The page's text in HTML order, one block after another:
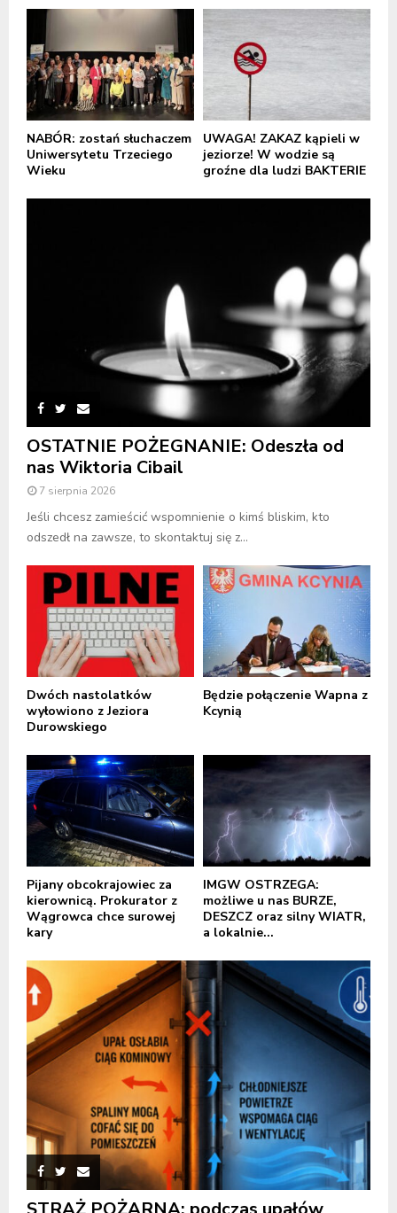
NABÓR: zostań słuchaczem
Uniwersytetu Trzeciego
Wieku
UWAGA! ZAKAZ kąpieli w
jeziorze! W wodzie są
groźne dla ludzi BAKTERIE
OSTATNIE POŻEGNANIE: Odeszła od
nas Wiktoria Cibail
7 sierpnia 2026
Jeśli chcesz zamieścić wspomnienie o kimś bliskim, kto
odszedł na zawsze, to skontaktuj się z...
Dwóch nastolatków
wyłowiono z Jeziora
Durowskiego
Będzie połączenie Wapna z
Kcynią
Pijany obcokrajowiec za
kierownicą. Prokurator z
Wągrowca chce surowej
kary
IMGW OSTRZEGA:
możliwe u nas BURZE,
DESZCZ oraz silny WIATR,
a lokalnie...